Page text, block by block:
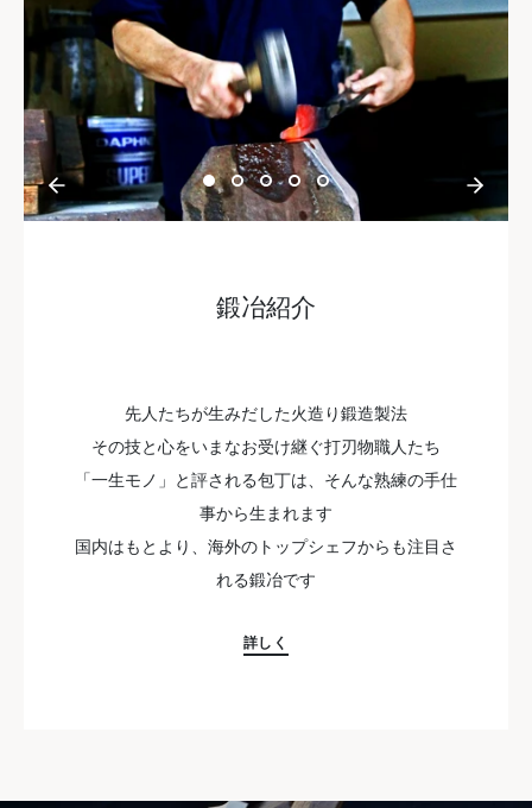
鍛冶紹介
先人たちが生みだした火造り鍛造製法
その技と心をいまなお受け継ぐ打刃物職人たち
「一生モノ」と評される包丁は、そんな熟練の手仕
事から生まれます
国内はもとより、海外のトップシェフからも注目さ
れる鍛冶です
詳しく